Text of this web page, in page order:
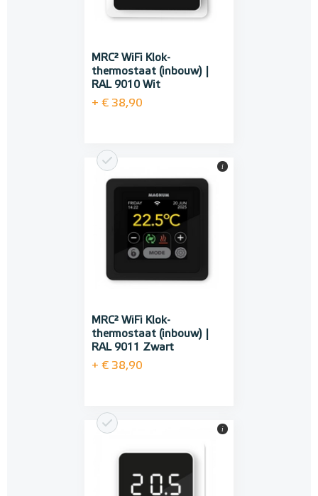
MRC² WiFi Klok-
thermostaat (inbouw) |
RAL 9010 Wit
+ € 38,90
MRC² WiFi Klok-
thermostaat (inbouw) |
RAL 9011 Zwart
+ € 38,90
i
i